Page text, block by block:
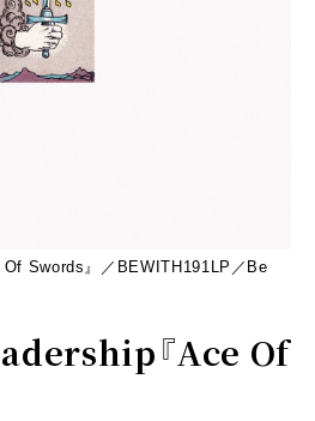
Swords』／BEWITH191LP／Be
『Ace Of